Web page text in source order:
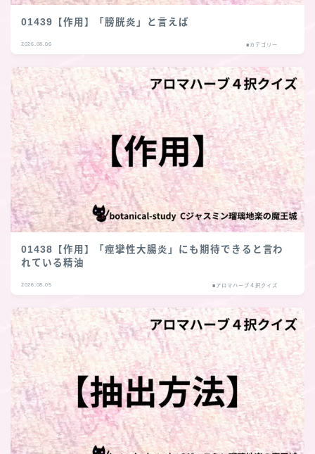
01439【作用】「膀胱炎」と言えば
2026.08.06 ■カテゴリー
01438【作用】「痙攣性大腸炎」にも期待できると言わ
れている精油
2026.08.05 ■アロマハーブ４択クイズ